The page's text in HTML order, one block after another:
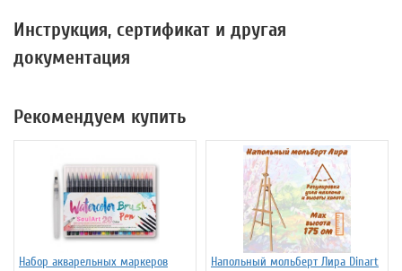
Инструкция, сертификат и другая
документация
Рекомендуем купить
Набор акварельных маркеров
Напольный мольберт Лира Dinart